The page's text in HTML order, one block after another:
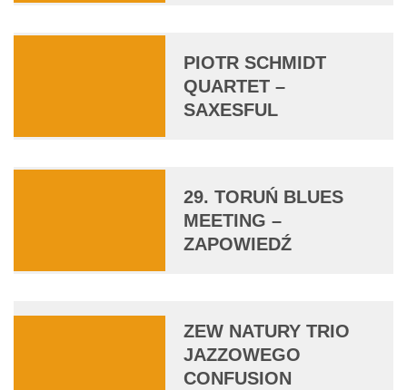
PIOTR SCHMIDT
QUARTET –
SAXESFUL
29. TORUŃ BLUES
MEETING –
ZAPOWIEDŹ
ZEW NATURY TRIO
JAZZOWEGO
CONFUSION